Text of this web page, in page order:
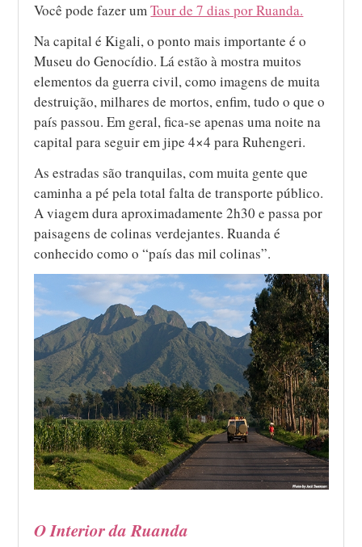
Você pode fazer umTour de 7 dias por Ruanda.
Na capital é Kigali, o ponto mais importante é o
Museu do Genocídio. Lá estão à mostra muitos
elementos da guerra civil, como imagens de muita
destruição, milhares de mortos, enfim, tudo o que o
país passou. Em geral, fica-se apenas uma noite na
capital para seguir em jipe 4×4 para Ruhengeri.
As estradas são tranquilas, com muita gente que
caminha a pé pela total falta de transporte público.
A viagem dura aproximadamente 2h30 e passa por
paisagens de colinas verdejantes. Ruanda é
conhecido como o “país das mil colinas”.
O Interior da Ruanda